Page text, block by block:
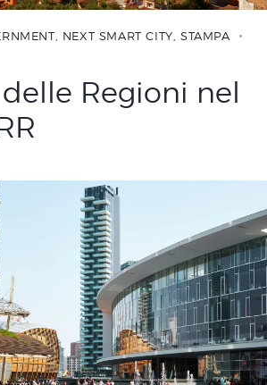
, NEXT SMART CITY,STAMPA
Regioni nel